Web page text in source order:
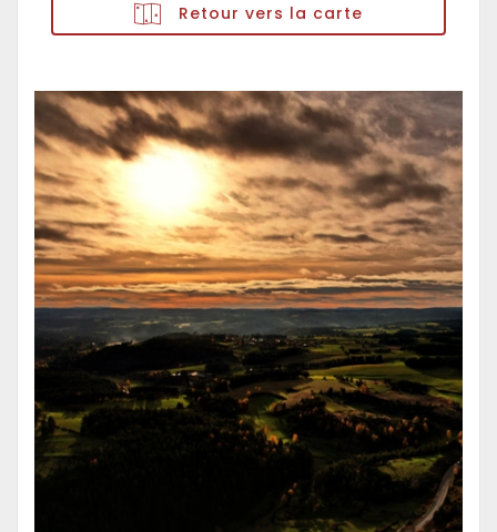
Retour vers la carte